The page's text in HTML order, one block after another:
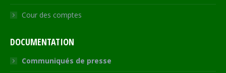
Cour des comptes
DOCUMENTATION
Communiqués de presse